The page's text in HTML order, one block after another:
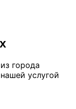
города
услугой